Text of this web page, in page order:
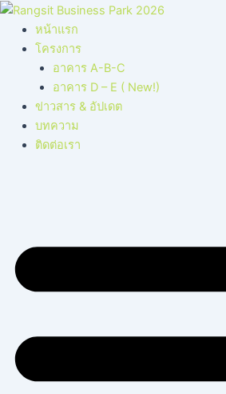
Skip
content
หน้าแรก
โครงการ
อาคาร A-B-C
อาคาร D – E ( New!)
ข่าวสาร & อัปเดต
บทความ
ติดต่อเรา